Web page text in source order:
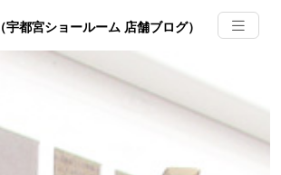
（宇都宮ショールーム 店舗ブログ）